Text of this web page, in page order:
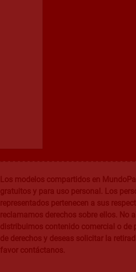
Los modelos compartidos en
gratuitos y para uso personal. Los
representados pertenecen a sus
reclamamos derechos sobre ellos. No
distribuimos contenido comercial o de
de derechos y deseas solicitar la
favor contáctanos.